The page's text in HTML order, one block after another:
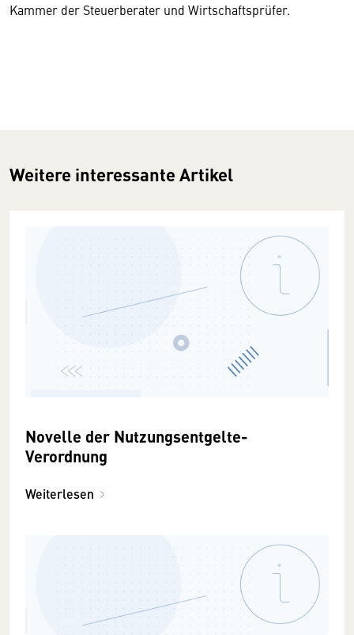
Kammer der Steuerberater und Wirtschaftsprüfer.
Weitere interessante Artikel
Novelle der Nutzungsentgelte-
Verordnung
Weiterlesen